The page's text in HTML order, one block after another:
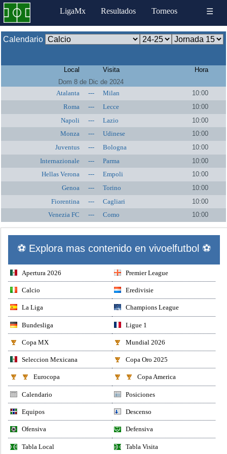
LigaMx Resultados Torneos ☰
Calendario
Local Visita
Hora
Dom 8 de Dic de 2024
Atalanta
--- Milan
10:00
Roma
--- Lecce
10:00
Napoli
--- Lazio
10:00
Monza
--- Udinese
10:00
Juventus
--- Bologna
10:00
Internazionale
--- Parma
10:00
Hellas Verona
--- Empoli
10:00
Genoa
--- Torino
10:00
Fiorentina
--- Cagliari
10:00
Venezia FC
--- Como 10:00
⚽ Explora mas contenido en vivoelfutbol ⚽
Apertura 2026 Premier League
Calcio Eredivisie
La Liga Champions League
Bundesliga Ligue 1
Copa MX Mundial 2026
Seleccion Mexicana Copa Oro 2025
Eurocopa Copa America
Calendario Posiciones
Equipos Descenso
Ofensiva Defensiva
Tabla Local Tabla Visita